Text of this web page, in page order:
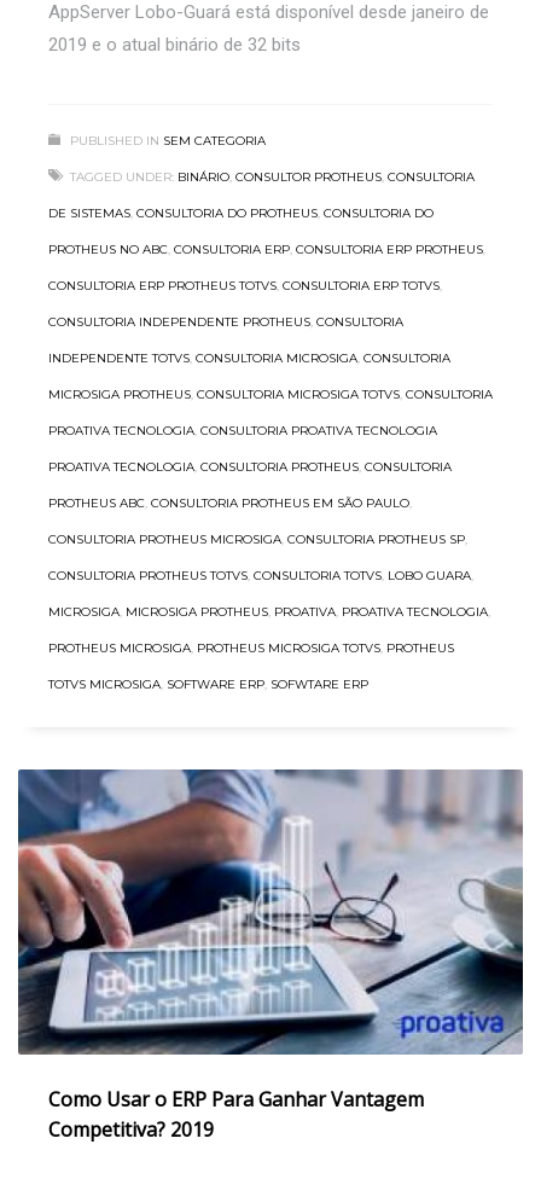
AppServer Lobo-Guará está disponível desde janeiro de
2019 e o atual binário de 32 bits
PUBLISHED IN SEM CATEGORIA
TAGGED UNDER: BINÁRIO, CONSULTOR PROTHEUS, CONSULTORIA
DE SISTEMAS, CONSULTORIA DO PROTHEUS, CONSULTORIA DO
PROTHEUS NO ABC, CONSULTORIA ERP, CONSULTORIA ERP PROTHEUS,
CONSULTORIA ERP PROTHEUS TOTVS, CONSULTORIA ERP TOTVS,
CONSULTORIA INDEPENDENTE PROTHEUS, CONSULTORIA
INDEPENDENTE TOTVS, CONSULTORIA MICROSIGA, CONSULTORIA
MICROSIGA PROTHEUS, CONSULTORIA MICROSIGA TOTVS, CONSULTORIA
PROATIVA TECNOLOGIA, CONSULTORIA PROATIVA TECNOLOGIA
PROATIVA TECNOLOGIA, CONSULTORIA PROTHEUS, CONSULTORIA
PROTHEUS ABC, CONSULTORIA PROTHEUS EM SÃO PAULO,
CONSULTORIA PROTHEUS MICROSIGA, CONSULTORIA PROTHEUS SP,
CONSULTORIA PROTHEUS TOTVS, CONSULTORIA TOTVS, LOBO GUARA,
MICROSIGA, MICROSIGA PROTHEUS, PROATIVA, PROATIVA TECNOLOGIA,
PROTHEUS MICROSIGA, PROTHEUS MICROSIGA TOTVS, PROTHEUS
TOTVS MICROSIGA, SOFTWARE ERP, SOFWTARE ERP
Como Usar o ERP Para Ganhar Vantagem
Competitiva? 2019